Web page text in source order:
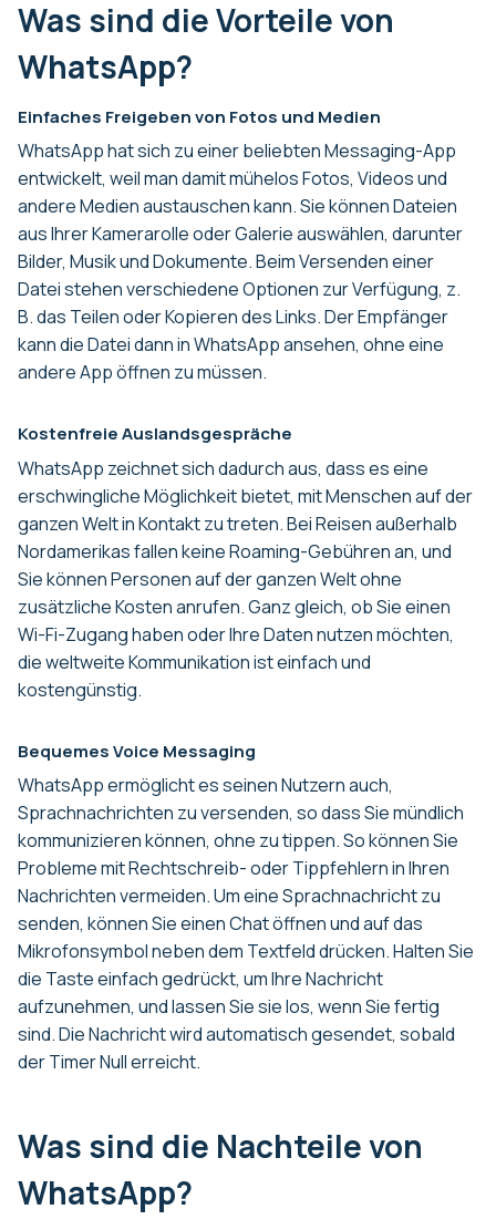
Was sind die Vorteile von
WhatsApp?
Einfaches Freigeben von Fotos und Medien
WhatsApp hat sich zu einer beliebten Messaging-App
entwickelt, weil man damit mühelos Fotos, Videos und
andere Medien austauschen kann. Sie können Dateien
aus Ihrer Kamerarolle oder Galerie auswählen, darunter
Bilder, Musik und Dokumente. Beim Versenden einer
Datei stehen verschiedene Optionen zur Verfügung, z.
B. das Teilen oder Kopieren des Links. Der Empfänger
kann die Datei dann in WhatsApp ansehen, ohne eine
andere App öffnen zu müssen.
Kostenfreie Auslandsgespräche
WhatsApp zeichnet sich dadurch aus, dass es eine
erschwingliche Möglichkeit bietet, mit Menschen auf der
ganzen Welt in Kontakt zu treten. Bei Reisen außerhalb
Nordamerikas fallen keine Roaming-Gebühren an, und
Sie können Personen auf der ganzen Welt ohne
zusätzliche Kosten anrufen. Ganz gleich, ob Sie einen
Wi-Fi-Zugang haben oder Ihre Daten nutzen möchten,
die weltweite Kommunikation ist einfach und
kostengünstig.
Bequemes Voice Messaging
WhatsApp ermöglicht es seinen Nutzern auch,
Sprachnachrichten zu versenden, so dass Sie mündlich
kommunizieren können, ohne zu tippen. So können Sie
Probleme mit Rechtschreib- oder Tippfehlern in Ihren
Nachrichten vermeiden. Um eine Sprachnachricht zu
senden, können Sie einen Chat öffnen und auf das
Mikrofonsymbol neben dem Textfeld drücken. Halten Sie
die Taste einfach gedrückt, um Ihre Nachricht
aufzunehmen, und lassen Sie sie los, wenn Sie fertig
sind. Die Nachricht wird automatisch gesendet, sobald
der Timer Null erreicht.
Was sind die Nachteile von
WhatsApp?